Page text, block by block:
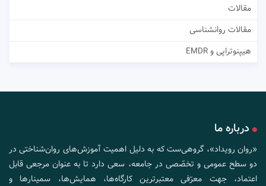
مقالات
مقالات روانشناسی
هیپنوتراپی و EMDR
درباره ما
«روان رویداد»، گروهی‌ست که به دلیل اهمیت آموزش‌های روان‌شناختی در
دو سطح عمومی و تخصّصی در جامعه، سعی دارد تا به عنوان مرجعی قابل
اعتماد، جهت معرّفی معتبرترین کارگاه‌ها، همایش‌ها، سمینارها و